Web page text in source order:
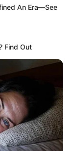
An Era—See
Find Out